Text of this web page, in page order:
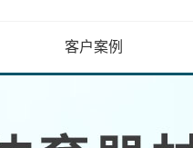
客户案例